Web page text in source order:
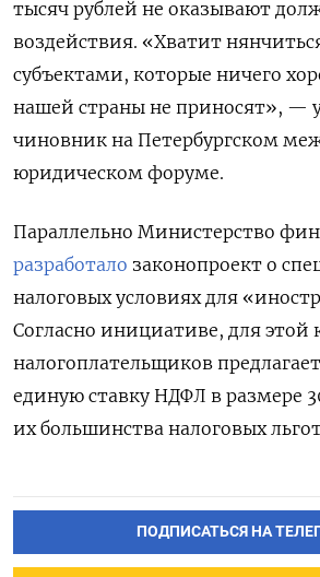
тысяч рублей не оказывают
воздействия. «Хватит
субъектами, которые ничего
нашей страны не приносят», —
чиновник на Петербургском
юридическом форуме.
Параллельно Министерство
разработало законопроект о
налоговых условиях для
Согласно инициативе, для этой
налогоплательщиков
единую ставку НДФЛ в размере
их большинства налоговых
ПОДПИСАТЬСЯ НА